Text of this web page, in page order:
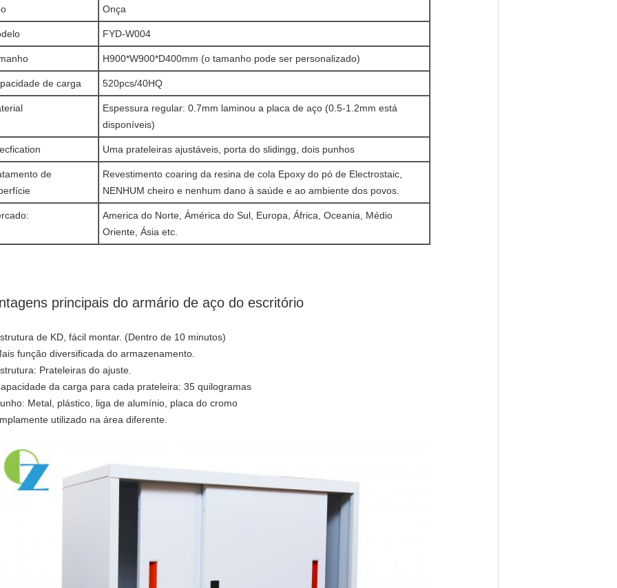
Onça
FYD-W004
H900*W900*D400mm (o tamanho pode ser personalizado)
de carga 520pcs/40HQ
Espessura regular: 0.7mm laminou a placa de aço (0.5-1.2mm está
disponíveis)
Uma prateleiras ajustáveis, porta do slidingg, dois punhos
de
Revestimento coaring da resina de cola Epoxy do pó de Electrostaic,
NENHUM cheiro e nenhum dano à saúde e ao ambiente dos povos.
America do Norte, Ámérica do Sul, Europa, África, Oceania, Médio
Oriente, Ásia etc.
principais do armário de aço do escritório
de KD, fácil montar. (Dentro de 10 minutos)
função diversificada do armazenamento.
Prateleiras do ajuste.
da carga para cada prateleira: 35 quilogramas
Metal, plástico, liga de alumínio, placa do cromo
utilizado na área diferente.